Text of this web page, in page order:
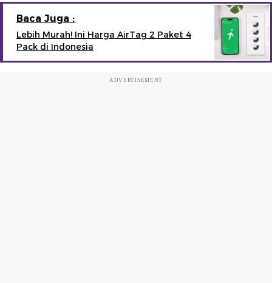
Baca Juga :
Lebih Murah! Ini Harga AirTag 2 Paket 4
Pack di Indonesia
ADVERTISEMENT